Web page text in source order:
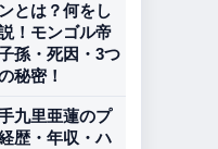
とは？何をし
！モンゴル帝
孫・死因・3つ
秘密！
九里亜蓮のプ
歴・年収・ハ